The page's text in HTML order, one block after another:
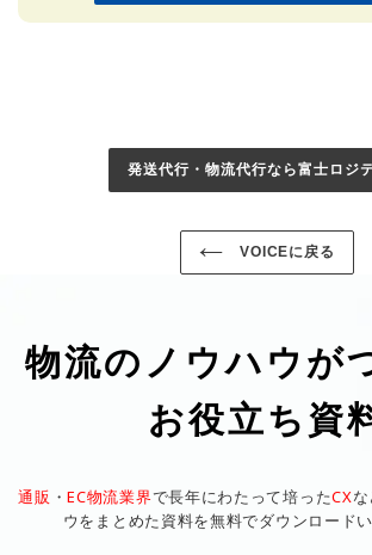
発送代行・物流代行なら富士ロジ
VOICEに戻る
物流のノウハウが
お役立ち資
通販 ・EC物流業界で長年にわたって培ったCX
ウをまとめた資料を無料でダウンロードい